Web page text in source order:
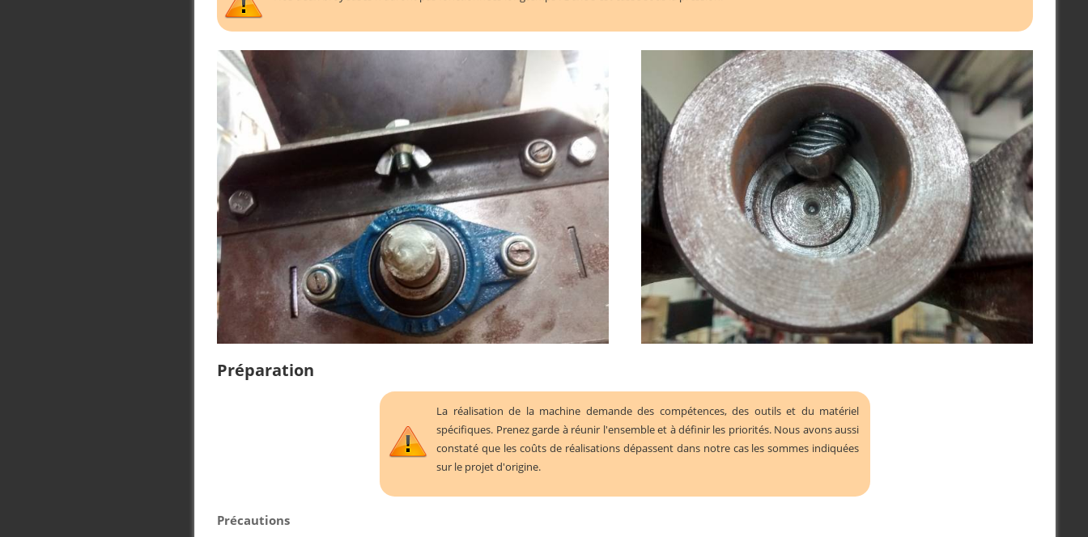
Préparation
La réalisation de la machine demande des compétences, des outils et du matériel
spécifiques. Prenez garde à réunir l'ensemble et à définir les priorités. Nous avons aussi
constaté que les coûts de réalisations dépassent dans notre cas les sommes indiquées
sur le projet d'origine.
Précautions